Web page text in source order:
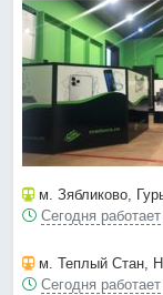
м. Зябликово,
Сегодня
м. Теплый Стан,
Сегодня